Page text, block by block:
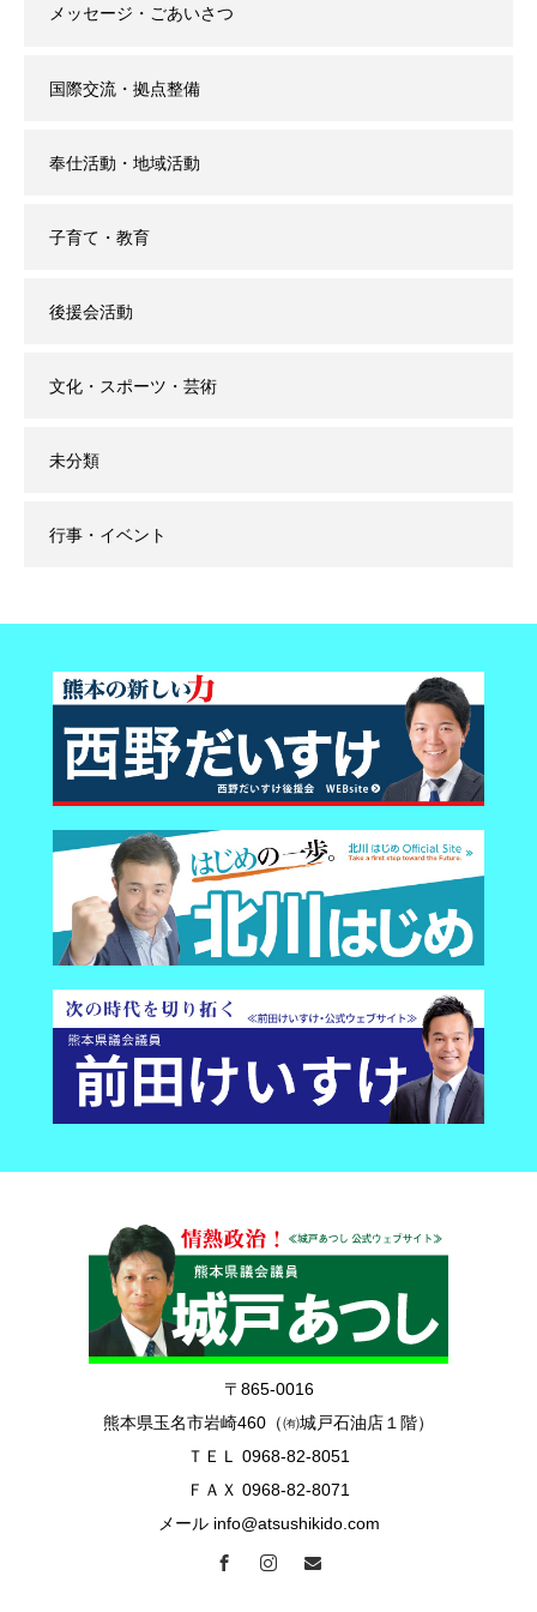
メッセージ・ごあいさつ
国際交流・拠点整備
奉仕活動・地域活動
子育て・教育
後援会活動
文化・スポーツ・芸術
未分類
行事・イベント
〒865-0016
熊本県玉名市岩崎460（㈲城戸石油店１階）
ＴＥＬ 0968-82-8051
ＦＡＸ 0968-82-8071
メール info@atsushikido.com